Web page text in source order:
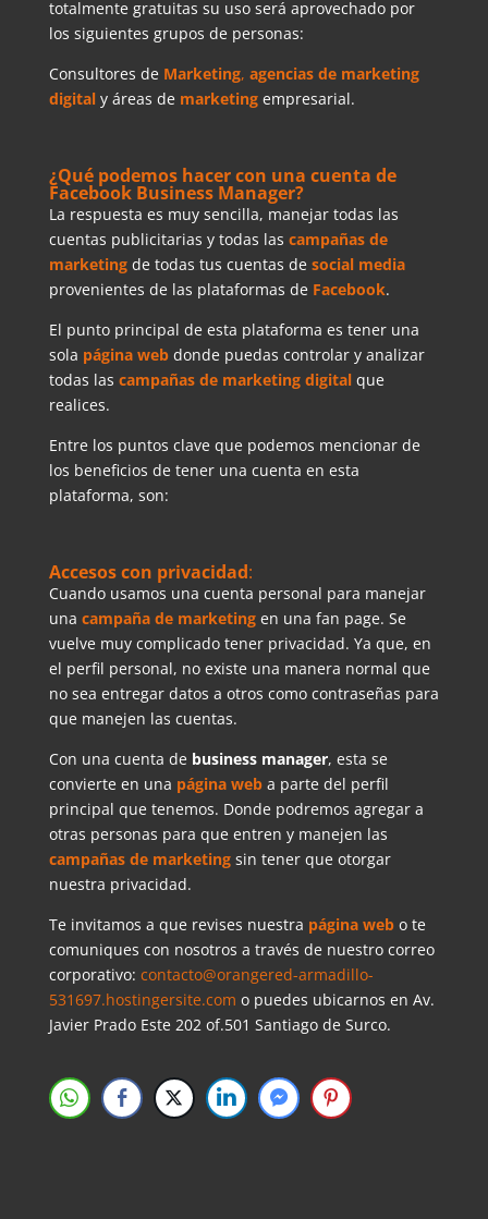
totalmente gratuitas su uso será aprovechado por
los siguientes grupos de personas:
Consultores de Marketing, agencias de marketing
digitaly áreas de marketingempresarial.
¿Qué podemos hacer con una cuenta de
Facebook Business Manager?
La respuesta es muy sencilla, manejar todas las
cuentas publicitarias y todas las campañas de
marketingde todas tus cuentas de social media
provenientes de las plataformas de Facebook.
El punto principal de esta plataforma es tener una
sola página webdonde puedas controlar y analizar
todas las campañas de marketing digitalque
realices.
Entre los puntos clave que podemos mencionar de
los beneficios de tener una cuenta en esta
plataforma, son:
Accesos con privacidad:
Cuando usamos una cuenta personal para manejar
una campaña de marketingen una fan page. Se
vuelve muy complicado tener privacidad. Ya que, en
el perfil personal, no existe una manera normal que
no sea entregar datos a otros como contraseñas para
que manejen las cuentas.
Con una cuenta de business manager, esta se
convierte en una página weba parte del perfil
principal que tenemos. Donde podremos agregar a
otras personas para que entren y manejen las
campañas de marketingsin tener que otorgar
nuestra privacidad.
Te invitamos a que revises nuestra página webo te
comuniques con nosotros a través de nuestro correo
corporativo: contacto@orangered-armadillo-
531697.hostingersite.com o puedes ubicarnos en Av.
Javier Prado Este 202 of.501 Santiago de Surco.